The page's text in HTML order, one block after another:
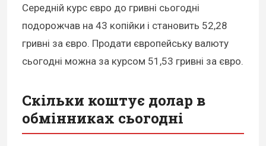
Середній курс євро до гривні сьогодні
подорожчав на 43 копійки і становить 52,28
гривні за євро. Продати європейську валюту
сьогодні можна за курсом 51,53 гривні за євро.
Скільки коштує долар в
обмінниках сьогодні